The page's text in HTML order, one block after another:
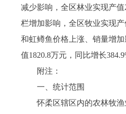
减少影响，全区林业实现产
栏增加影响，全区牧业实现
和虹鳟鱼价格上涨、销量增
值1820.8万元，同比增长
附注：
一、统计范围
怀柔区辖区内的农林牧渔